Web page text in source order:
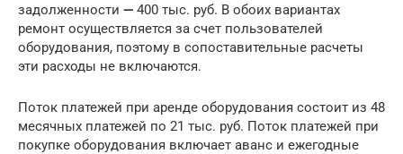
задолженности — 400 тыс. руб. В обоих вариантах
ремонт осуществляется за счет пользователей
оборудования, поэтому в сопоставительные расчеты
эти расходы не включаются.
Поток платежей при аренде оборудования состоит из 48
месячных платежей по 21 тыс. руб. Поток платежей при
покупке оборудования включает аванс и ежегодные